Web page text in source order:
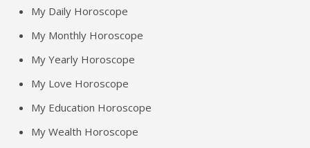
My Daily Horoscope
My Monthly Horoscope
My Yearly Horoscope
My Love Horoscope
My Education Horoscope
My Wealth Horoscope